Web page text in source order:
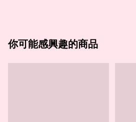
你可能感興趣的商品